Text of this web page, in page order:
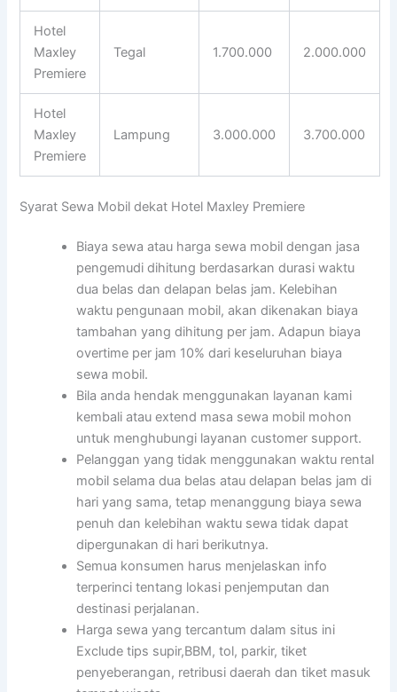
Hotel
Maxley
Premiere
Tegal 1.700.000 2.000.000
Hotel
Maxley
Premiere
Lampung 3.000.000 3.700.000
Syarat Sewa Mobil dekat Hotel Maxley Premiere
Biaya sewa atau harga sewa mobil dengan jasa
pengemudi dihitung berdasarkan durasi waktu
dua belas dan delapan belas jam. Kelebihan
waktu pengunaan mobil, akan dikenakan biaya
tambahan yang dihitung per jam. Adapun biaya
overtime per jam 10% dari keseluruhan biaya
sewa mobil.
Bila anda hendak menggunakan layanan kami
kembali atau extend masa sewa mobil mohon
untuk menghubungi layanan customer support.
Pelanggan yang tidak menggunakan waktu rental
mobil selama dua belas atau delapan belas jam di
hari yang sama, tetap menanggung biaya sewa
penuh dan kelebihan waktu sewa tidak dapat
dipergunakan di hari berikutnya.
Semua konsumen harus menjelaskan info
terperinci tentang lokasi penjemputan dan
destinasi perjalanan.
Harga sewa yang tercantum dalam situs ini
Exclude tips supir,BBM, tol, parkir, tiket
penyeberangan, retribusi daerah dan tiket masuk